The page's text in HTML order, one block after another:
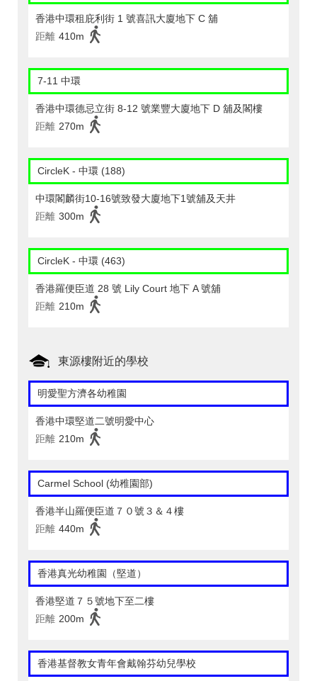
香港中環租庇利街 1 號喜訊大廈地下 C 舖
距離 410m
7-11 中環
香港中環德忌立街 8-12 號業豐大廈地下 D 舖及閣樓
距離 270m
CircleK - 中環 (188)
中環閣麟街10-16號致發大廈地下1號舖及天井
距離 300m
CircleK - 中環 (463)
香港羅便臣道 28 號 Lily Court 地下 A 號舖
距離 210m
東源樓附近的學校
明愛聖方濟各幼稚園
香港中環堅道二號明愛中心
距離 210m
Carmel School (幼稚園部)
香港半山羅便臣道７０號３＆４樓
距離 440m
香港真光幼稚園（堅道）
香港堅道７５號地下至二樓
距離 200m
香港基督教女青年會戴翰芬幼兒學校